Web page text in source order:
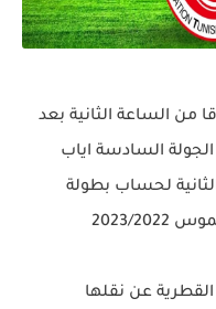
فيفري انطلاقا من الساعة الثانية بعد
السادسة اياب
لحساب بطولة
2022
عن نقلها